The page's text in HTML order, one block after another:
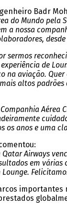
Badr
do Mundo
a nossa
sermos
de
na aviação.
altos
Aérea
os anos e uma
Airways
em várias
importantes